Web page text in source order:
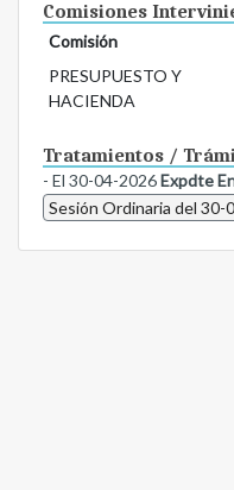
Comisiones
Comisión
PRESUPUESTO Y
HACIENDA
Tratamientos /
- El 30-04-2026Expdte
Sesión Ordinaria del 30-